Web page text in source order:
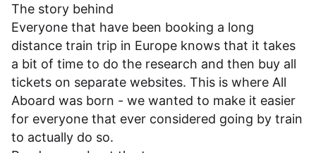
The story behind
Everyone that have been booking a long
distance train trip in Europe knows that it takes
a bit of time to do the research and then buy all
tickets on separate websites. This is where All
Aboard was born - we wanted to make it easier
for everyone that ever considered going by train
to actually do so.